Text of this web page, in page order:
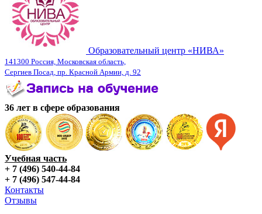
Образовательный центр «НИВА»
141300 Россия, Московская область,
Сергиев Посад, пр. Красной Армии, д. 92
36 лет в сфере образования
Учебная часть
+ 7 (496) 540-44-84
+ 7 (496) 547-44-84
Контакты
Отзывы